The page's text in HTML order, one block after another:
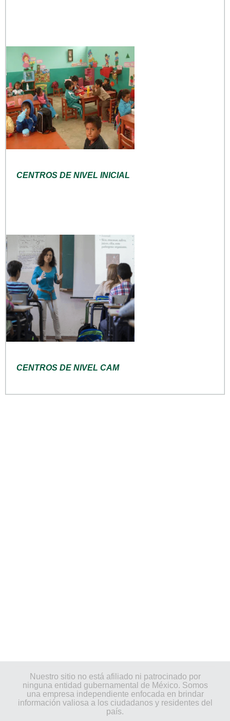
CENTROS DE NIVEL INICIAL
CENTROS DE NIVEL CAM
Nuestro sitio no está afiliado ni patrocinado por
ninguna entidad gubernamental de México. Somos
una empresa independiente enfocada en brindar
información valiosa a los ciudadanos y residentes del
país.